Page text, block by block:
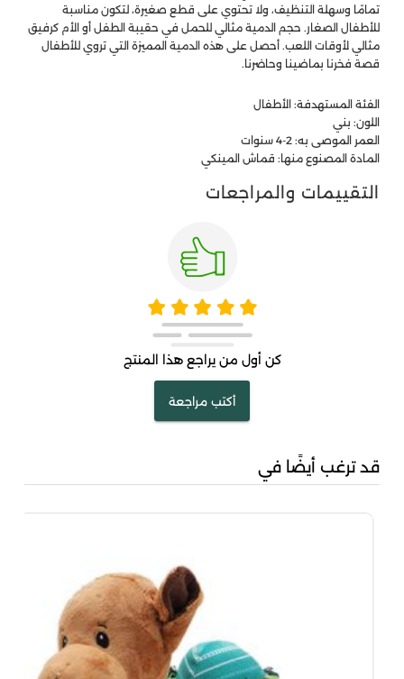
تمامًا وسهلة التنظيف، ولا تحتوي على قطع صغيرة، لتكون مناسبة
للأطفال الصغار. حجم الدمية مثالي للحمل في حقيبة الطفل أو الأم كرفيق
مثالي لأوقات اللعب. أحصل على هذه الدمية المميزة التي تروي للأطفال
قصة فخرنا بماضينا وحاضرنا.
الفئة المستهدفة: الأطفال
اللون: بني
العمر الموصى به: 2-4 سنوات
المادة المصنوع منها: قماش المينكي
التقييمات والمراجعات
كن أول من يراجع هذا المنتج
أكتب مراجعة
قد ترغب أيضًا في